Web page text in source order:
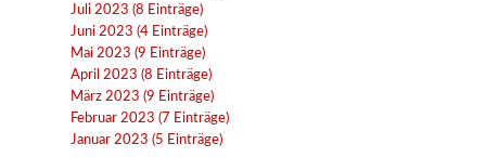
Juli 2023 (8 Einträge)
Juni 2023 (4 Einträge)
Mai 2023 (9 Einträge)
April 2023 (8 Einträge)
März 2023 (9 Einträge)
Februar 2023 (7 Einträge)
Januar 2023 (5 Einträge)